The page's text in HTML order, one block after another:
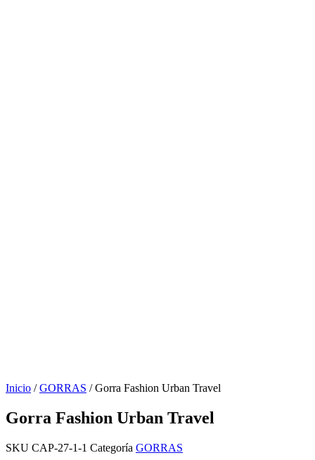
Inicio /GORRAS / Gorra Fashion Urban Travel
Gorra Fashion Urban Travel
SKU CAP-27-1-1 Categoría GORRAS